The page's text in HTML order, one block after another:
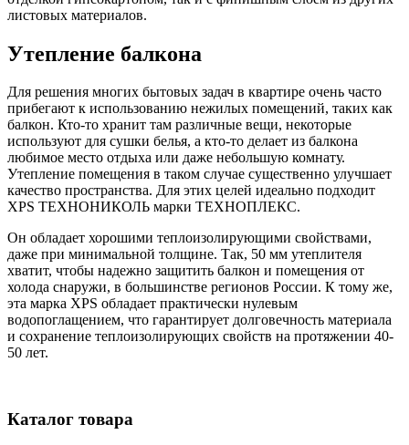
листовых материалов.
Утепление балкона
Для решения многих бытовых задач в квартире очень часто
прибегают к использованию нежилых помещений, таких как
балкон. Кто-то хранит там различные вещи, некоторые
используют для сушки белья, а кто-то делает из балкона
любимое место отдыха или даже небольшую комнату.
Утепление помещения в таком случае существенно улучшает
качество пространства. Для этих целей идеально подходит
XPS ТЕХНОНИКОЛЬ марки ТЕХНОПЛЕКС.
Он обладает хорошими теплоизолирующими свойствами,
даже при минимальной толщине. Так, 50 мм утеплителя
хватит, чтобы надежно защитить балкон и помещения от
холода снаружи, в большинстве регионов России. К тому же,
эта марка XPS обладает практически нулевым
водопоглащением, что гарантирует долговечность материала
и сохранение теплоизолирующих свойств на протяжении 40-
50 лет.
Каталог товара